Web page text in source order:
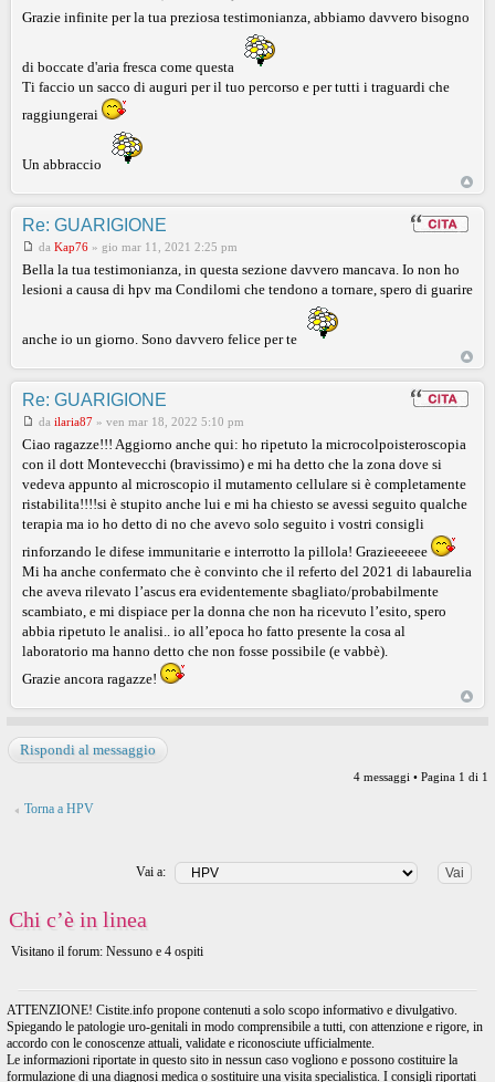
Grazie infinite per la tua preziosa testimonianza, abbiamo davvero bisogno
di boccate d'aria fresca come questa
Ti faccio un sacco di auguri per il tuo percorso e per tutti i traguardi che
raggiungerai
Un abbraccio
Re: GUARIGIONE
da Kap76 » gio mar 11, 2021 2:25 pm
Bella la tua testimonianza, in questa sezione davvero mancava. Io non ho
lesioni a causa di hpv ma Condilomi che tendono a tornare, spero di guarire
anche io un giorno. Sono davvero felice per te
Re: GUARIGIONE
da ilaria87 » ven mar 18, 2022 5:10 pm
Ciao ragazze!!! Aggiorno anche qui: ho ripetuto la microcolpoisteroscopia
con il dott Montevecchi (bravissimo) e mi ha detto che la zona dove si
vedeva appunto al microscopio il mutamento cellulare si è completamente
ristabilita!!!!si è stupito anche lui e mi ha chiesto se avessi seguito qualche
terapia ma io ho detto di no che avevo solo seguito i vostri consigli
rinforzando le difese immunitarie e interrotto la pillola! Grazieeeeee
Mi ha anche confermato che è convinto che il referto del 2021 di labaurelia
che aveva rilevato l’ascus era evidentemente sbagliato/probabilmente
scambiato, e mi dispiace per la donna che non ha ricevuto l’esito, spero
abbia ripetuto le analisi.. io all’epoca ho fatto presente la cosa al
laboratorio ma hanno detto che non fosse possibile (e vabbè).
Grazie ancora ragazze!
Rispondi al messaggio
4 messaggi • Pagina 1 di 1
Torna a HPV
Vai a:
Chi c’è in linea
Visitano il forum: Nessuno e 4 ospiti
ATTENZIONE! Cistite.info propone contenuti a solo scopo informativo e divulgativo.
Spiegando le patologie uro-genitali in modo comprensibile a tutti, con attenzione e rigore, in
accordo con le conoscenze attuali, validate e riconosciute ufficialmente.
Le informazioni riportate in questo sito in nessun caso vogliono e possono costituire la
formulazione di una diagnosi medica o sostituire una visita specialistica. I consigli riportati